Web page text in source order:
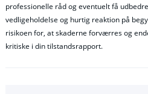
professionelle råd og eventuelt få
vedligeholdelse og hurtig reaktion på
risikoen for, at skaderne forværres og
kritiske i din tilstandsrapport.